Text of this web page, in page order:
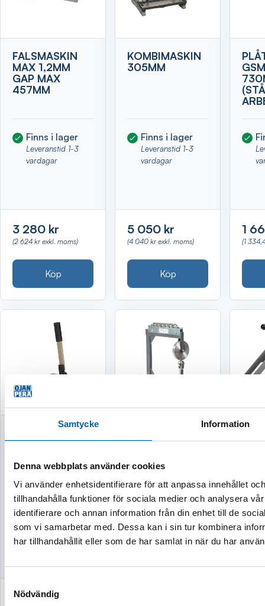
Samtycke Information
Denna webbplats använder cookies
Vi använder enhetsidentifierare för att anpassa innehållet
tillhandahålla funktioner för sociala medier och analysera
identifierare och annan information från din enhet till de
som vi samarbetar med. Dessa kan i sin tur kombinera
har tillhandahållit eller som de har samlat in när du har
Samtyckesval
Nödvändig
FALSMASKIN
MAX 1,2MM
GAP MAX
457MM
Finns i lager
Leveranstid 1-3
vardagar
3 280 kr
(2 624 kr exkl. moms)
Köp
KOMBIMASKIN
305MM
Finns i lager
Leveranstid 1-3
vardagar
5 050 kr
(4 040 kr exkl. moms)
Köp
1
(1
BÄNKPLÅTSAX
150MM
Finns i lager
Leveranstid 1-3
1 714 kr
HJUL MINI
Finns i lager
Leveranstid 1-3